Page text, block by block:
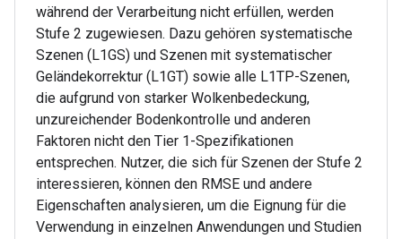
während der Verarbeitung nicht erfüllen, werden
Stufe 2 zugewiesen. Dazu gehören systematische
Szenen (L1GS) und Szenen mit systematischer
Geländekorrektur (L1GT) sowie alle L1TP-Szenen,
die aufgrund von starker Wolkenbedeckung,
unzureichender Bodenkontrolle und anderen
Faktoren nicht den Tier 1-Spezifikationen
entsprechen. Nutzer, die sich für Szenen der Stufe 2
interessieren, können den RMSE und andere
Eigenschaften analysieren, um die Eignung für die
Verwendung in einzelnen Anwendungen und Studien